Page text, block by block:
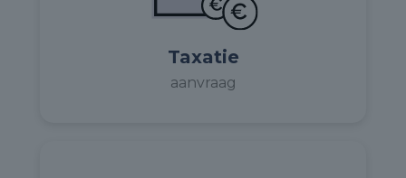
Taxatie
aanvraag